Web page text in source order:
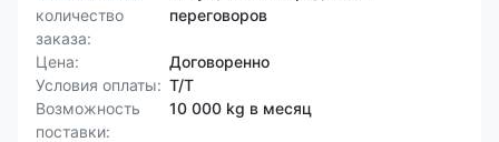
количество
заказа:
переговоров
Цена:
Договоренно
Условия оплаты: T/T
Возможность
поставки:
10 000 kg в месяц